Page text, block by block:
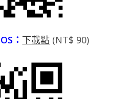
： 下載點 (NT$ 90)